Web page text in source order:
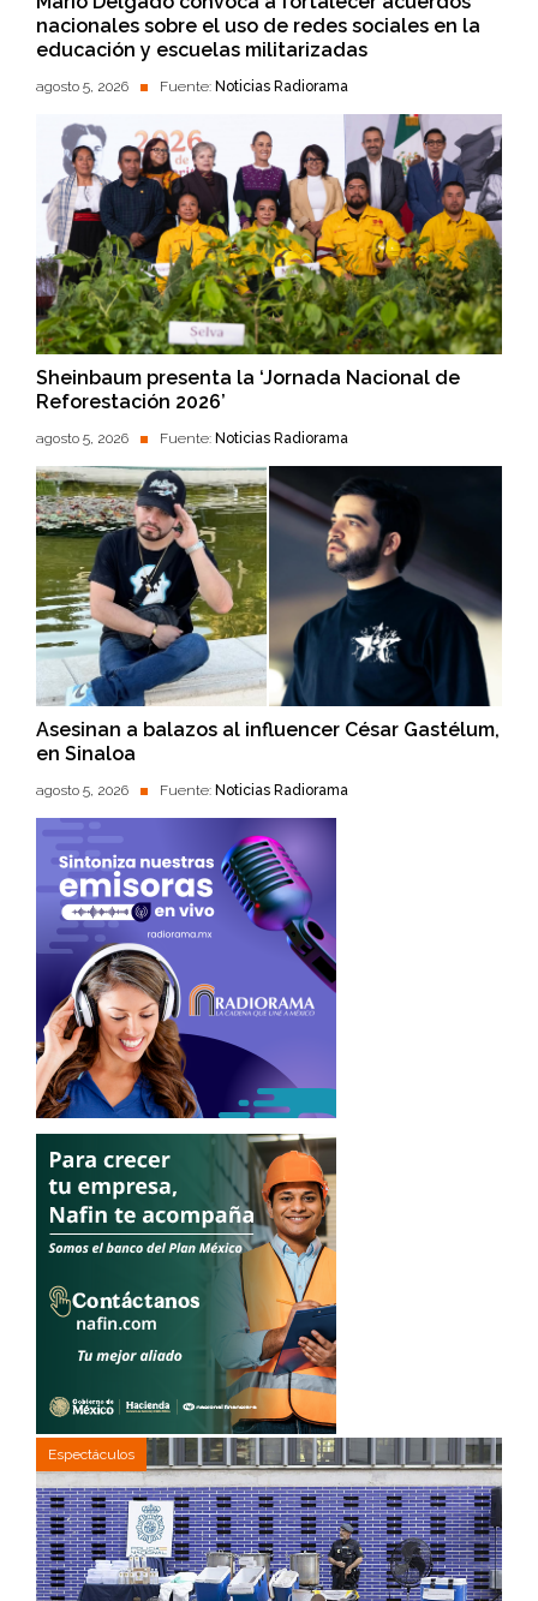
nacionales sobre el uso de redes sociales en la
educación y escuelas militarizadas
agosto 5, 2026 Fuente: Noticias Radiorama
Sheinbaum presenta la ‘Jornada Nacional de
Reforestación 2026’
agosto 5, 2026 Fuente: Noticias Radiorama
Asesinan a balazos al influencer César Gastélum,
en Sinaloa
agosto 5, 2026 Fuente: Noticias Radiorama
Espectáculos